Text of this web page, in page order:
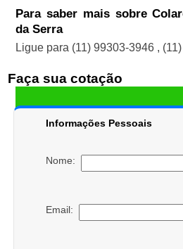
Para saber mais sobre
da Serra
Ligue para (11) 99303-3946 ,
Faça sua cotação
Informações Pessoais
Nome:
Email: